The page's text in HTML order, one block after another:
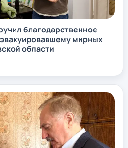
благодарственное
мирных
области